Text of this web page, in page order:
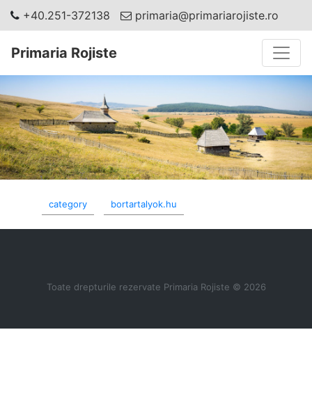
+40.251-372138 primaria@primariarojiste.ro
Primaria Rojiste
category bortartalyok.hu
Toate drepturile rezervate Primaria Rojiste © 2026